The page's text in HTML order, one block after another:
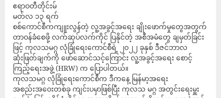
ဧရာဝတီတိုင်းမ်
မတ်လ ၁၃ ရက်
စစ်ကောင်စီကကျူးလွန်တဲ့ လူ့အခွင့်အရေး ချိုးဖောက်မှုတွေအတွက်
တာဝန်ခံစေဖို့ လက်ဆုပ်လက်ကိုင် ပြနိုင်တဲ့ အစီအမံတွေ ချမှတ်ခြင်း
ဖြင့် ကုလသမဂ္ဂ လုံခြုံရေးကောင်စီရဲ့ ၂၀၂၂ ခုနှစ် ဒီဇင်ဘာလ
ဆုံးဖြတ်ချက်ကို ဖော်ဆောင်သင့်ကြောင်း လူ့အခွင့်အရေး စောင့်
ကြည့်ရေးအဖွဲ့ (HRW) က ပြောပါတယ်။
ကုလသမဂ္ဂ လုံခြုံရေးကောင်စီက ဒီကနေ့ မြန်မာ့အရေး
အစည်းအဝေးတစ်ခု ကျင်းပမှာဖြစ်ပြီး ကုလသ မဂ္ဂ အတွင်းရေးမှူး